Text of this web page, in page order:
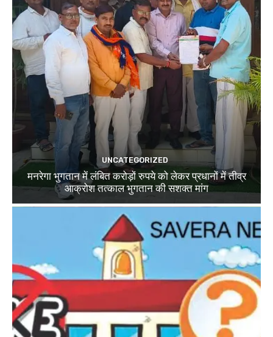
UNCATEGORIZED
मनरेगा भुगतान में लंबित करोड़ों रुपये को लेकर प्रधानों में तीव्र
आक्रोश तत्काल भुगतान की सशक्त मांग